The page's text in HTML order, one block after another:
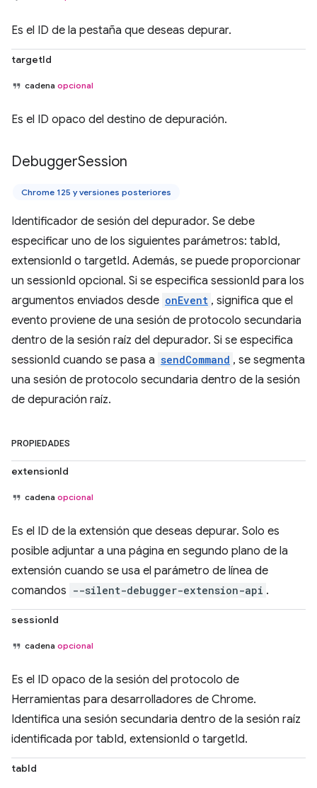
Es el ID de la pestaña que deseas depurar.
targetId
cadena opcional
Es el ID opaco del destino de depuración.
DebuggerSession
Chrome 125 y versiones posteriores
Identificador de sesión del depurador. Se debe
especificar uno de los siguientes parámetros: tabId,
extensionId o targetId. Además, se puede proporcionar
un sessionId opcional. Si se especifica sessionId para los
argumentos enviados desde onEvent , significa que el
evento proviene de una sesión de protocolo secundaria
dentro de la sesión raíz del depurador. Si se especifica
sessionId cuando se pasa a sendCommand , se segmenta
una sesión de protocolo secundaria dentro de la sesión
de depuración raíz.
PROPIEDADES
extensionId
cadena opcional
Es el ID de la extensión que deseas depurar. Solo es
posible adjuntar a una página en segundo plano de la
extensión cuando se usa el parámetro de línea de
comandos --silent-debugger-extension-api .
sessionId
cadena opcional
Es el ID opaco de la sesión del protocolo de
Herramientas para desarrolladores de Chrome.
Identifica una sesión secundaria dentro de la sesión raíz
identificada por tabId, extensionId o targetId.
tabId